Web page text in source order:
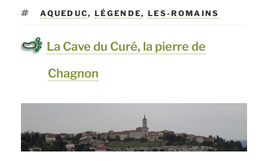
ÉTIQUETTES
AQUEDUC,LÉGENDE,LES-ROMAINS
La Cave du Curé, la pierre de
Chagnon